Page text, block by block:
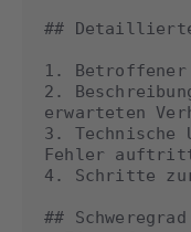
## Detaillierte
1. Betroffener
2.
erwarteten
3. Technische
Fehler
4. Schritte
##